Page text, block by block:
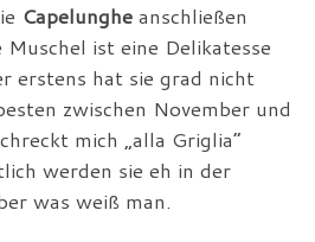
Capelunghe anschließen
ist eine Delikatesse
erstens hat sie grad nicht
zwischen November und
mich „alla Griglia“
werden sie eh in der
was weiß man.